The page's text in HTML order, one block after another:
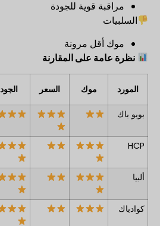
مراقبة قوية للجودة
السلبيات
موك أقل مرونة
نظرة عامة على المقارنة
المورد موك السعر
بويو باك
HCP
ألبيا
كوادباك